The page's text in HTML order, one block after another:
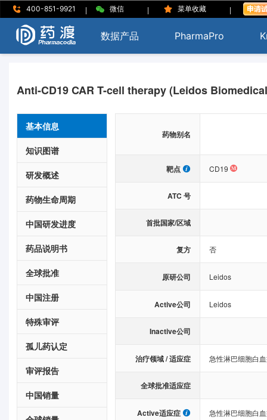
400-851-9921 | 微信 | 菜单收藏 |
数据产品 PharmaPro
Anti-CD19 CAR T-cell therapy (Leidos
基本信息
知识图谱
研发概述
药物生命周期
中国研发进度
药品说明书
全球批准
中国注册
特殊审评
孤儿药认定
审评报告
中国销量
药物别名
靶点 CD19
ATC 号
首批国家/区域
复方 否
原研公司 Leidos
Active公司 Leidos
Inactive公司
治疗领域 / 适应症 急性淋巴细胞白
全球批准适应症
Active适应症 急性淋巴细胞白